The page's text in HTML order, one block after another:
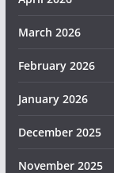
March 2026
February 2026
January 2026
December 2025
November 2025